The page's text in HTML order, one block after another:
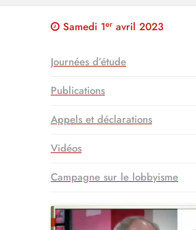
Samedi 1er avril 2023
Journées d’étude
Publications
Appels et déclarations
Vidéos
Campagne sur le lobbyisme